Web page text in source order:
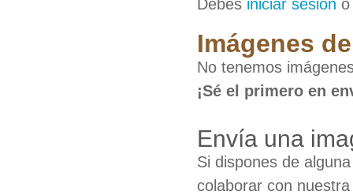
Debes iniciar sesión
Imágenes
No tenemos
¡Sé el primero en
Envía una
Si dispones de
colaborar con